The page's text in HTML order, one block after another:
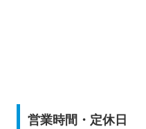
営業時間・定休日